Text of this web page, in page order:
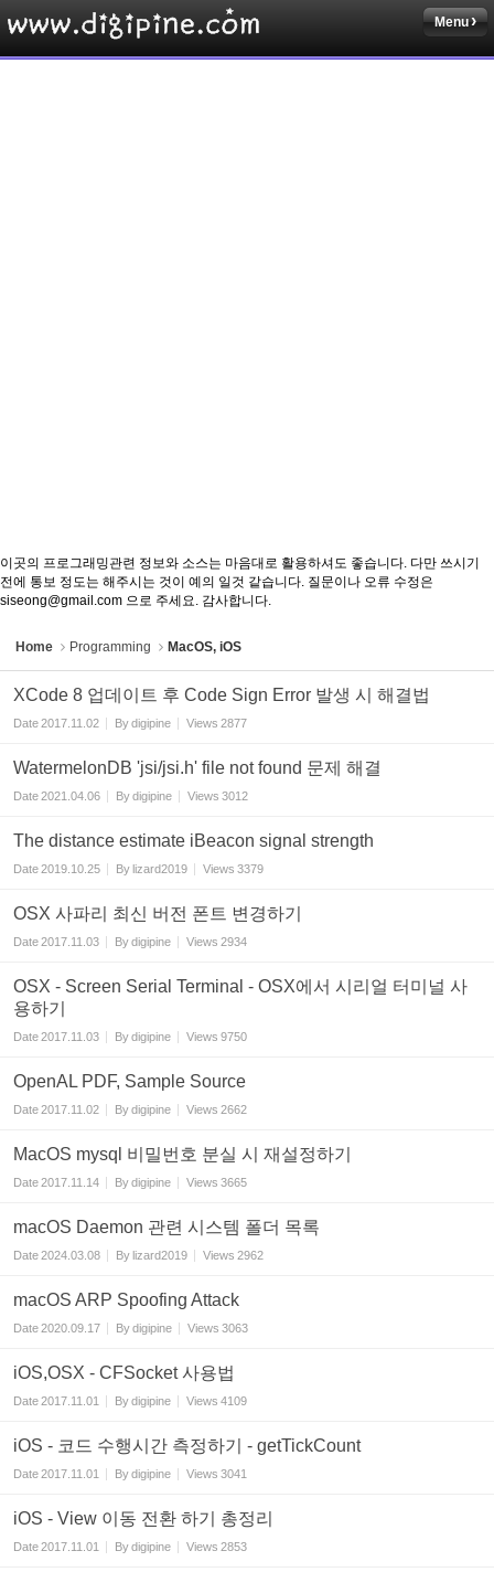
Menu
이곳의 프로그래밍관련 정보와 소스는 마음대로 활용하셔도 좋습니다. 다만 쓰시기
전에 통보 정도는 해주시는 것이 예의 일것 같습니다. 질문이나 오류 수정은
siseong@gmail.com 으로 주세요. 감사합니다.
Home Programming MacOS, iOS
XCode 8 업데이트 후 Code Sign Error 발생 시 해결법
Date2017.11.02 Bydigipine Views 2877
WatermelonDB 'jsi/jsi.h' file not found 문제 해결
Date2021.04.06 Bydigipine Views 3012
The distance estimate iBeacon signal strength
Date2019.10.25 Bylizard2019 Views 3379
OSX 사파리 최신 버전 폰트 변경하기
Date2017.11.03 Bydigipine Views 2934
OSX - Screen Serial Terminal - OSX에서 시리얼 터미널 사
용하기
Date2017.11.03 Bydigipine Views 9750
OpenAL PDF, Sample Source
Date2017.11.02 Bydigipine Views 2662
MacOS mysql 비밀번호 분실 시 재설정하기
Date2017.11.14 Bydigipine Views 3665
macOS Daemon 관련 시스템 폴더 목록
Date2024.03.08 Bylizard2019 Views 2962
macOS ARP Spoofing Attack
Date2020.09.17 Bydigipine Views 3063
iOS,OSX - CFSocket 사용법
Date2017.11.01 Bydigipine Views 4109
iOS - 코드 수행시간 측정하기 - getTickCount
Date2017.11.01 Bydigipine Views 3041
iOS - View 이동 전환 하기 총정리
Date2017.11.01 Bydigipine Views 2853
Sketchbook5, 스케치북5